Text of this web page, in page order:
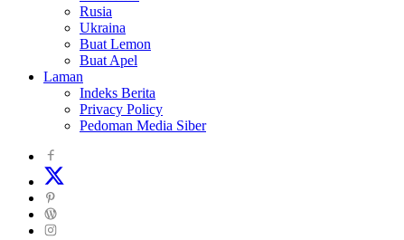
Rusia
Ukraina
Buat Lemon
Buat Apel
Laman
Indeks Berita
Privacy Policy
Pedoman Media Siber